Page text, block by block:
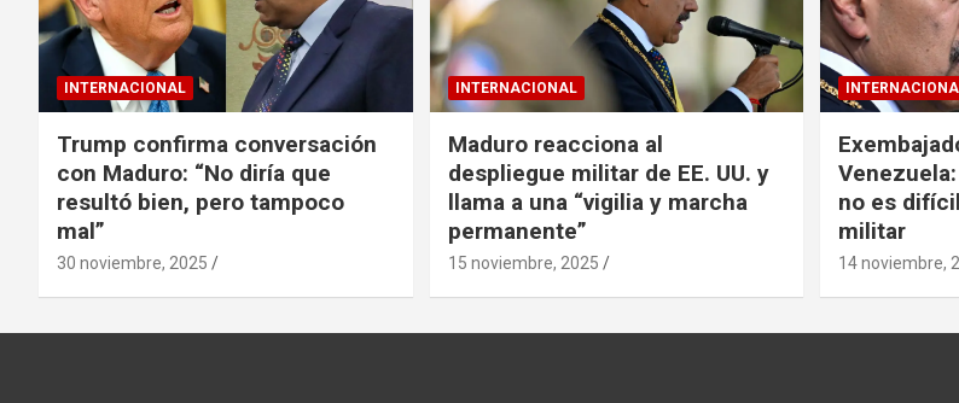
INTERNACIONAL
Trump confirma conversación
con Maduro: “No diría que
resultó bien, pero tampoco
mal”
30 noviembre, 2025
INTERNACIONAL
Maduro reacciona al
despliegue militar de EE. UU. y
llama a una “vigilia y marcha
permanente”
15 noviembre, 2025
no es
militar
14 noviembre,